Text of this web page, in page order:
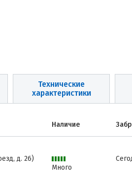
Технические
характеристики
Наличие
д. 26)
Много